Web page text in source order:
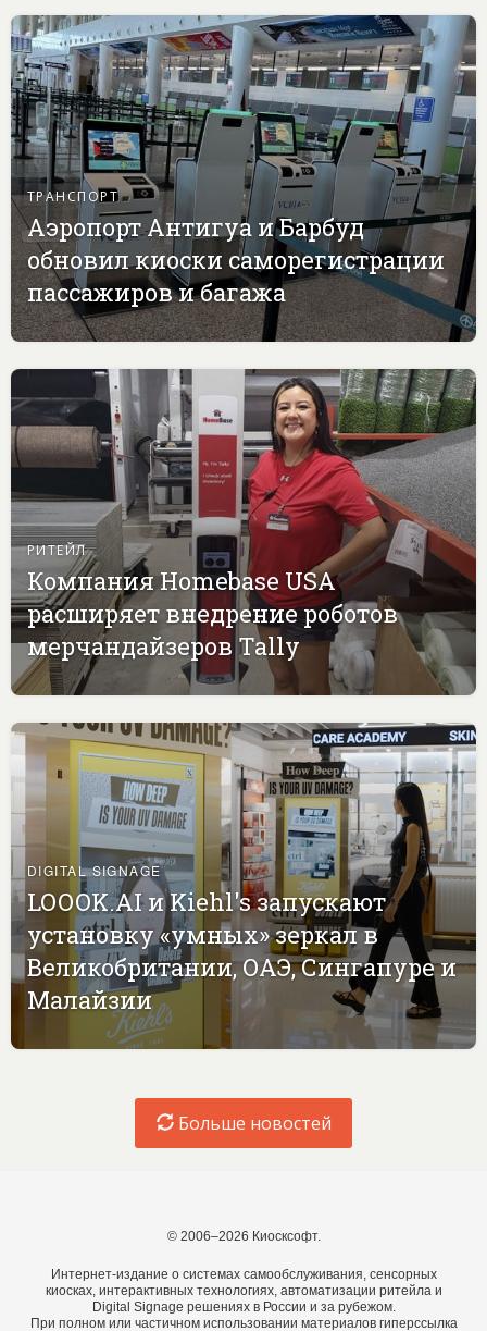
ТРАНСПОРТ
Аэропорт Антигуа и Барбуд
обновил киоски саморегистрации
пассажиров и багажа
РИТЕЙЛ
Компания Homebase USA
расширяет внедрение роботов
мерчандайзеров Tally
DIGITAL SIGNAGE
LOOOK.AI и Kiehl's запускают
установку «умных» зеркал в
Великобритании, ОАЭ, Сингапуре и
Малайзии
Больше новостей
© 2006–2026 Киосксофт.
Интернет-издание о системах самообслуживания, сенсорных
киосках, интерактивных технологиях, автоматизации ритейла и
Digital Signage решениях в России и за рубежом.
При полном или частичном использовании материалов гиперссылка